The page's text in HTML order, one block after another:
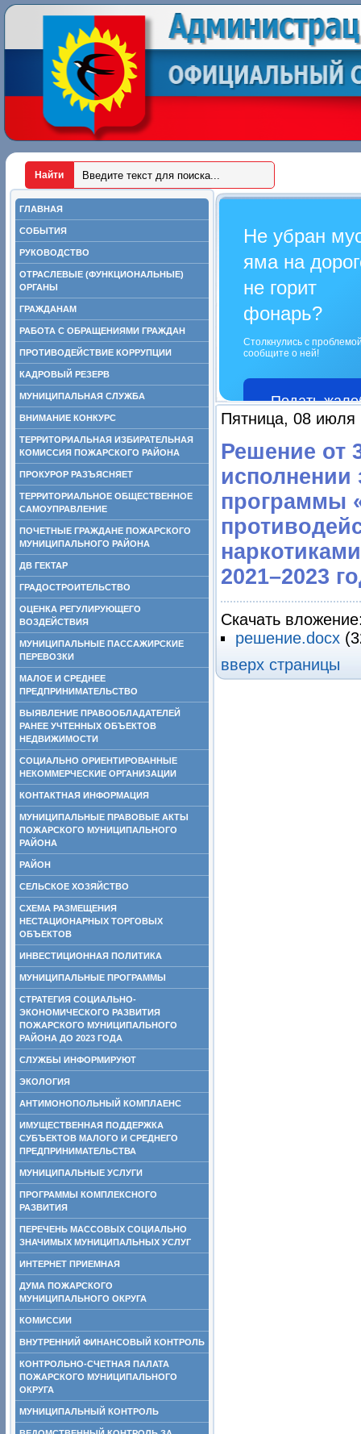
ГЛАВНАЯ
СОБЫТИЯ
РУКОВОДСТВО
ОТРАСЛЕВЫЕ (ФУНКЦИОНАЛЬНЫЕ)
ОРГАНЫ
ГРАЖДАНАМ
РАБОТА С ОБРАЩЕНИЯМИ ГРАЖДАН
ПРОТИВОДЕЙСТВИЕ КОРРУПЦИИ
КАДРОВЫЙ РЕЗЕРВ
МУНИЦИПАЛЬНАЯ СЛУЖБА
ВНИМАНИЕ КОНКУРС
ТЕРРИТОРИАЛЬНАЯ ИЗБИРАТЕЛЬНАЯ
КОМИССИЯ ПОЖАРСКОГО РАЙОНА
ПРОКУРОР РАЗЪЯСНЯЕТ
ТЕРРИТОРИАЛЬНОЕ ОБЩЕСТВЕННОЕ
САМОУПРАВЛЕНИЕ
ПОЧЕТНЫЕ ГРАЖДАНЕ ПОЖАРСКОГО
МУНИЦИПАЛЬНОГО РАЙОНА
ДВ ГЕКТАР
ГРАДОСТРОИТЕЛЬСТВО
ОЦЕНКА РЕГУЛИРУЮЩЕГО
ВОЗДЕЙСТВИЯ
МУНИЦИПАЛЬНЫЕ ПАССАЖИРСКИЕ
ПЕРЕВОЗКИ
МАЛОЕ И СРЕДНЕЕ
ПРЕДПРИНИМАТЕЛЬСТВО
ВЫЯВЛЕНИЕ ПРАВООБЛАДАТЕЛЕЙ
РАНЕЕ УЧТЕННЫХ ОБЪЕКТОВ
НЕДВИЖИМОСТИ
СОЦИАЛЬНО ОРИЕНТИРОВАННЫЕ
НЕКОММЕРЧЕСКИЕ ОРГАНИЗАЦИИ
КОНТАКТНАЯ ИНФОРМАЦИЯ
МУНИЦИПАЛЬНЫЕ ПРАВОВЫЕ АКТЫ
ПОЖАРСКОГО МУНИЦИПАЛЬНОГО
РАЙОНА
РАЙОН
СЕЛЬСКОЕ ХОЗЯЙСТВО
СХЕМА РАЗМЕЩЕНИЯ
НЕСТАЦИОНАРНЫХ ТОРГОВЫХ
ОБЪЕКТОВ
ИНВЕСТИЦИОННАЯ ПОЛИТИКА
МУНИЦИПАЛЬНЫЕ ПРОГРАММЫ
СТРАТЕГИЯ СОЦИАЛЬНО-
ЭКОНОМИЧЕСКОГО РАЗВИТИЯ
ПОЖАРСКОГО МУНИЦИПАЛЬНОГО
РАЙОНА ДО 2023 ГОДА
СЛУЖБЫ ИНФОРМИРУЮТ
ЭКОЛОГИЯ
АНТИМОНОПОЛЬНЫЙ КОМПЛАЕНС
ИМУЩЕСТВЕННАЯ ПОДДЕРЖКА
СУБЪЕКТОВ МАЛОГО И СРЕДНЕГО
ПРЕДПРИНИМАТЕЛЬСТВА
МУНИЦИПАЛЬНЫЕ УСЛУГИ
ПРОГРАММЫ КОМПЛЕКСНОГО
РАЗВИТИЯ
ПЕРЕЧЕНЬ МАССОВЫХ СОЦИАЛЬНО
ЗНАЧИМЫХ МУНИЦИПАЛЬНЫХ УСЛУГ
ИНТЕРНЕТ ПРИЕМНАЯ
ДУМА ПОЖАРСКОГО
МУНИЦИПАЛЬНОГО ОКРУГА
КОМИССИИ
ВНУТРЕННИЙ ФИНАНСОВЫЙ КОНТРОЛЬ
КОНТРОЛЬНО-СЧЕТНАЯ ПАЛАТА
ПОЖАРСКОГО МУНИЦИПАЛЬНОГО
ОКРУГА
МУНИЦИПАЛЬНЫЙ КОНТРОЛЬ
Не убран
яма на
не горит
фонарь?
Столкнулись с
сообщите о ней!
Подать
Пятница, 08 июля
Решение от
исполнении
программы
2021–2023
Скачать
решение.docx
вверх страницы